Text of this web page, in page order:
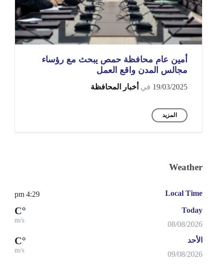
أمين عام محافظة حمص يبحث مع رؤساء
مجالس المدن واقع العمل
19/03/2025 في أخبار المحافظة
المزيد
Weather
Local Time
4:29 pm
Today
08/08/2026
°C
m/s
الأحد
09/08/2026
°C
m/s